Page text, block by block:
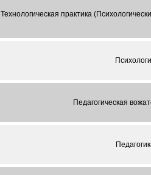
Технологическая практика
Педагогическая